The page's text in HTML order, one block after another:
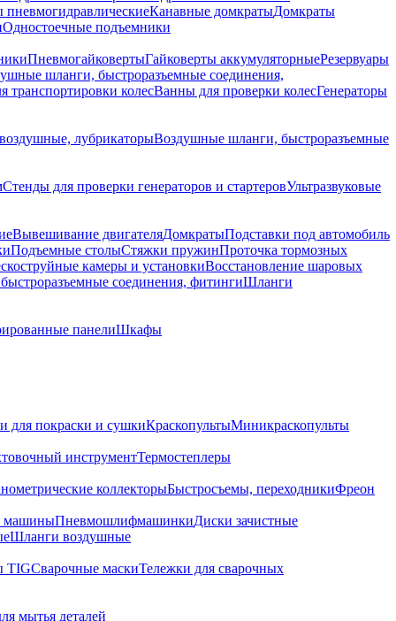
пневмогидравлическиеКанавные домкратыДомкраты
Одностоечные подъемники
ПневмогайковертыГайковерты аккумуляторныеРезервуары
шланги, быстроразъемные соединения,
транспортировки колесВанны для проверки колесГенераторы
лубрикаторыВоздушные шланги, быстроразъемные
Стенды для проверки генераторов и стартеровУльтразвуковые
Вывешивание двигателяДомкратыПодставки под автомобиль
Подъемные столыСтяжки пружинПроточка тормозных
камеры и установкиВосстановление шаровых
соединения, фитингиШланги
панелиШкафы
для покраски и сушкиКраскопультыМиникраскопульты
инструментТермостеплеры
коллекторыБыстросъемы, переходникиФреон
машиныПневмошлифмашинкиДиски зачистные
Шланги воздушные
TIGСварочные маскиТележки для сварочных
мытья деталей